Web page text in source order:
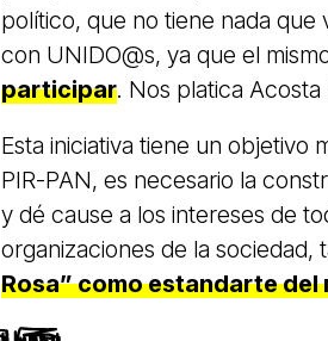
político, que no tiene nada que
con UNIDO@s, ya que el
participar. Nos platica Acosta
Esta iniciativa tiene un objetivo
PIR-PAN, es necesario la
y dé cause a los intereses de
organizaciones de la sociedad,
Rosa” como estandarte